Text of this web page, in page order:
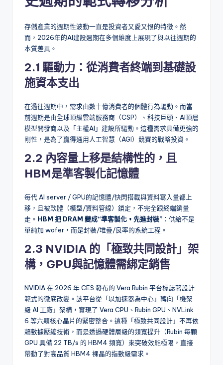
存儲產業的週期性波動一直是投資者又愛又恨的特徵。然
而，2026年的AI建設週期在多個維度上展現了與以往週期的
本質差異。
2.1 驅動力：從消費者終端到基礎設
施資本支出
在過往週期中，需求由數十億消費者的個體行為驅動。而當
前週期是由全球頂級雲端服務商（CSP）、科技巨頭、AI頂層
模型開發商以及「主權AI」建設所驅動。這種需求具備更強的
剛性，是為了贏得通用人工智慧（AGI）競賽的戰略投資。
2.2 內容量上移是結構性的，且
HBM是準客製化記憶體
每代 AI server / GPU的記憶體/快閃搭載與資料寫入量都上
移，且被軟體（模型/資料管線）鎖定，不完全跟終端銷量
走。 HBM 把 DRAM 變成“準客製化 + 先進封裝” ：供給不是
單純加 wafer，而是封裝/堆疊/良率的系統工程。
2.3 NVIDIA 的「極致共同設計」架
構，GPU與記憶體需綁定銷售
NVIDIA 在 2026 年 CES 發布的 Vera Rubin 平台標誌著設計
範式的徹底改變。該平台從「以加速器為中心」轉向「機架
級 AI 工廠」架構，實現了 Vera CPU、Rubin GPU、NVLink
6 等六顆核心晶片的緊密整合。這種「極致共同設計」不再依
賴數據壓縮技術，而是透過硬體層級的頻寬提升（Rubin 每顆
GPU 具備 22 TB/s 的 HBM4 頻寬）來突破效能極限，直接
帶動了對高品質 HBM4 裸晶的指數級需求。